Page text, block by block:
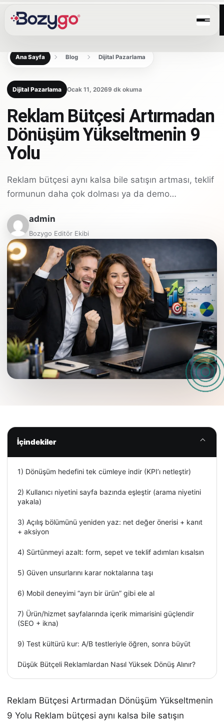
Ana Sayfa Blog Dijital Pazarlama
Dijital Pazarlama Ocak 11, 20269 dk okuma
Reklam Bütçesi Artırmadan
Dönüşüm Yükseltmenin 9
Yolu
Reklam bütçesi aynı kalsa bile satışın artması, teklif
formunun daha çok dolması ya da demo…
admin
Bozygo Editör Ekibi
İçindekiler
1) Dönüşüm hedefini tek cümleye indir (KPI’ı netleştir)
2) Kullanıcı niyetini sayfa bazında eşleştir (arama niyetini
yakala)
3) Açılış bölümünü yeniden yaz: net değer önerisi + kanıt
+ aksiyon
4) Sürtünmeyi azalt: form, sepet ve teklif adımları kısalsın
5) Güven unsurlarını karar noktalarına taşı
6) Mobil deneyimi “ayrı bir ürün” gibi ele al
7) Ürün/hizmet sayfalarında içerik mimarisini güçlendir
(SEO + ikna)
9) Test kültürü kur: A/B testleriyle öğren, sonra büyüt
Düşük Bütçeli Reklamlardan Nasıl Yüksek Dönüş Alınır?
Reklam Bütçesi Artırmadan Dönüşüm Yükseltmenin
9 Yolu Reklam bütçesi aynı kalsa bile satışın